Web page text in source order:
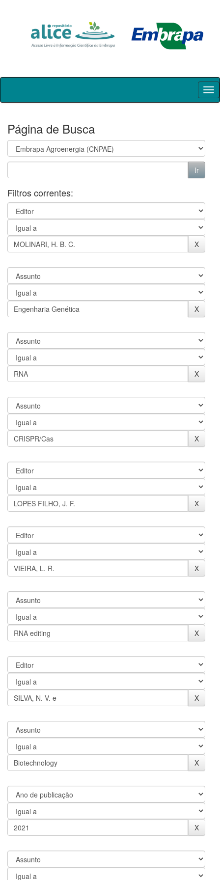
Skip
Página de Busca
Filtros correntes: